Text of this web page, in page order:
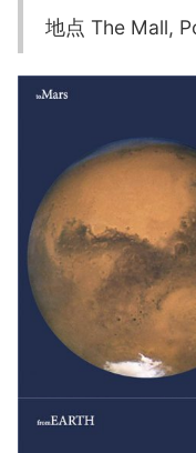
地点 The Mall,